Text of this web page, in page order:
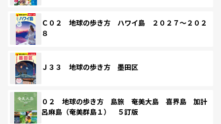
Ｃ０２ 地球の歩き方 ハワイ島 ２０２７～２０２
８
Ｊ３３ 地球の歩き方 墨田区
０２ 地球の歩き方 島旅 奄美大島 喜界島 加計
呂麻島（奄美群島１） ５訂版